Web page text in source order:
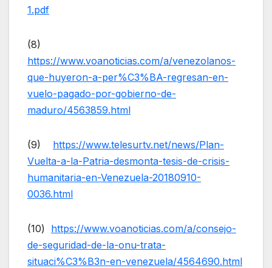
1.pdf
(8)
https://www.voanoticias.com/a/venezolanos-
que-huyeron-a-per%C3%BA-regresan-en-
vuelo-pagado-por-gobierno-de-
maduro/4563859.html
(9) https://www.telesurtv.net/news/Plan-
Vuelta-a-la-Patria-desmonta-tesis-de-crisis-
humanitaria-en-Venezuela-20180910-
0036.html
(10) https://www.voanoticias.com/a/consejo-
de-seguridad-de-la-onu-trata-
situaci%C3%B3n-en-venezuela/4564690.html